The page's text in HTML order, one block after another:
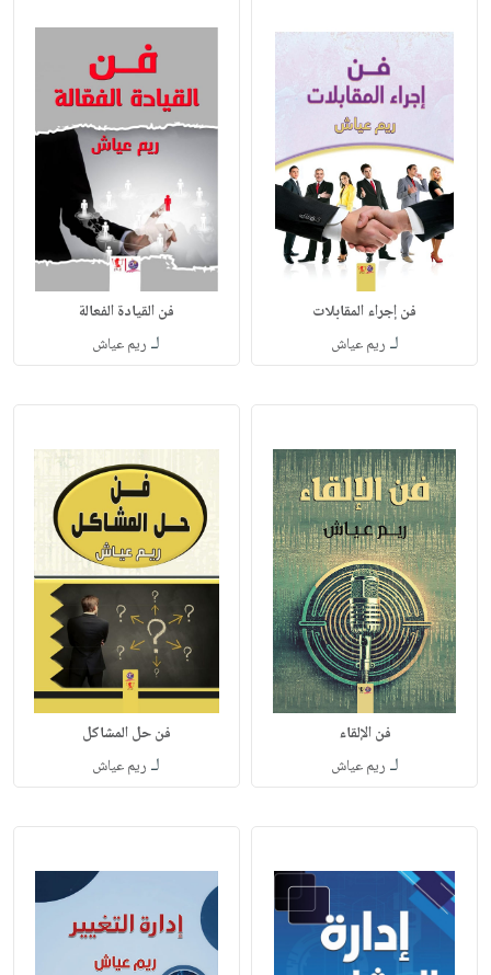
فن إجراء المقابلات
لـ ريم عياش
فن القيادة الفعالة
لـ ريم عياش
فن الإلقاء
لـ ريم عياش
فن حل المشاكل
لـ ريم عياش